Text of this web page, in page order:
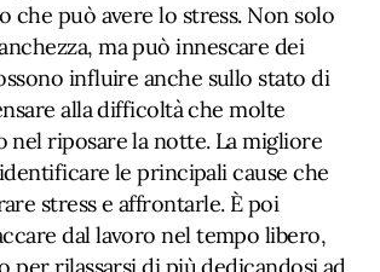
che può avere lo stress. Non solo
ma può innescare dei
influire anche sullo stato di
alla difficoltà che molte
nel riposare la notte. La migliore
le principali cause che
stress e affrontarle. È poi
dal lavoro nel tempo libero,